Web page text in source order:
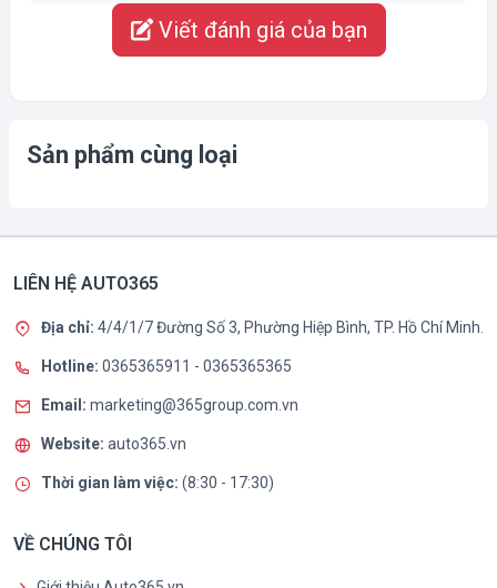
Viết đánh giá của bạn
Sản phẩm cùng loại
LIÊN HỆ AUTO365
Địa chỉ: 4/4/1/7 Đường Số 3, Phường Hiệp Bình, TP. Hồ Chí Minh.
Hotline: 0365365911 - 0365365365
Email: marketing@365group.com.vn
Website: auto365.vn
Thời gian làm việc: (8:30 - 17:30)
VỀ CHÚNG TÔI